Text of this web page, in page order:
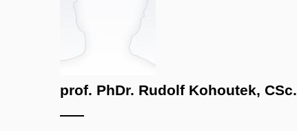
prof. PhDr. Rudolf Kohoutek, CSc.